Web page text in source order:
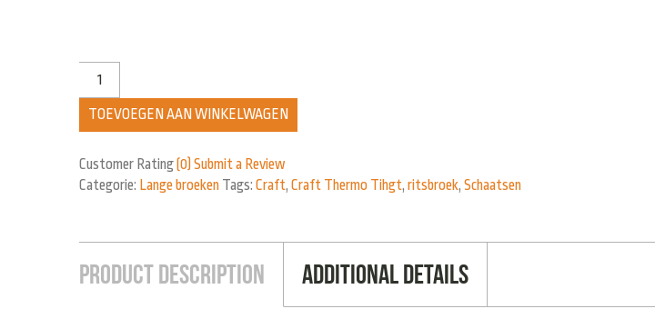
TOEVOEGEN AAN WINKELWAGEN
Customer Rating (0) Submit a Review
Categorie: Lange broeken Tags: Craft, Craft Thermo Tihgt, ritsbroek, Schaatsen
Product Description Additional Details